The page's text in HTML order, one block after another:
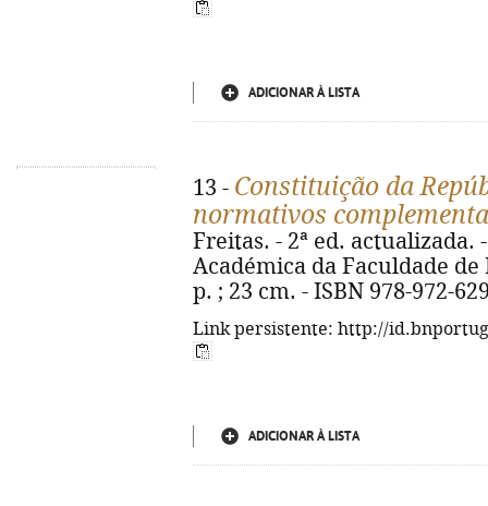
ADICIONAR À LISTA
13 - Constituição da
normativos
Freitas. - 2ª ed. actualizada.
Académica da Faculdade
p. ; 23 cm. - ISBN 978-972-
Link persistente: http://
ADICIONAR À LISTA